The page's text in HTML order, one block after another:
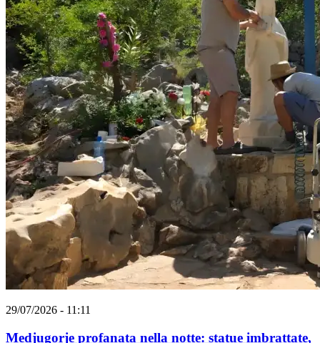
29/07/2026 - 11:11
Medjugorje profanata nella notte: statue imbrattate,